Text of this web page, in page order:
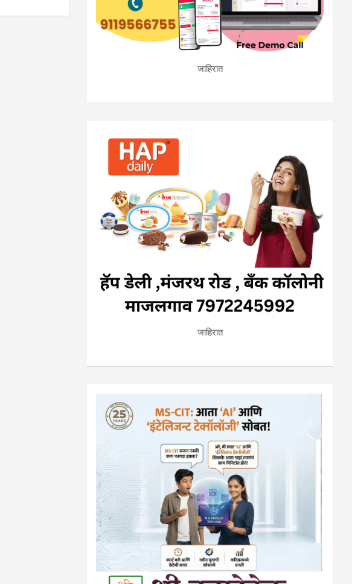
जाहिरात
जाहिरात